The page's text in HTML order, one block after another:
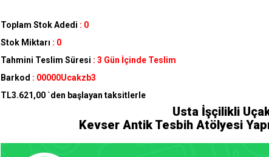
Toplam Stok Adedi : 0
Stok Miktarı : 0
Tahmini Teslim Süresi : 3 Gün İçinde Teslim
Barkod : 00000Ucakzb3
TL3.621,00`den başlayan taksitlerle
Usta İşçilikli
Kevser Antik Tesbih Atölyesi